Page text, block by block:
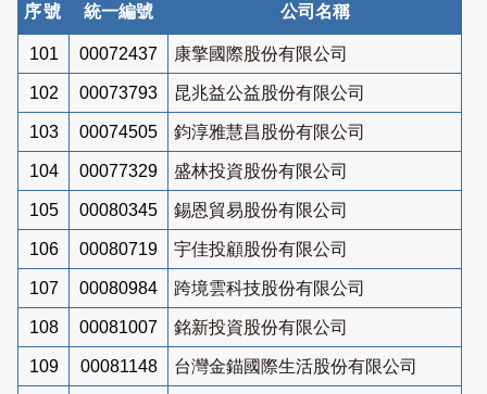
序號 統一編號 公司名稱
101 00072437 康擎國際股份有限公司
102 00073793 昆兆益公益股份有限公司
103 00074505 鈞淳雅慧昌股份有限公司
104 00077329 盛林投資股份有限公司
105 00080345 錫恩貿易股份有限公司
106 00080719 宇佳投顧股份有限公司
107 00080984 跨境雲科技股份有限公司
108 00081007 銘新投資股份有限公司
109 00081148 台灣金錨國際生活股份有限公司